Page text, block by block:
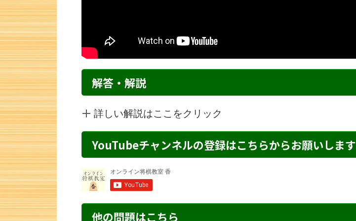
解答・解説
詳しい解説はここをクリック
YouTubeチャンネルの登録はこちらからお願いします
他の問題はこちら
詰将棋 3手詰め・178 解説